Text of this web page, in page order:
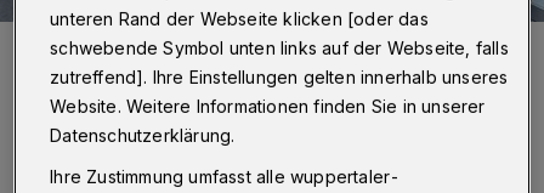
Die Entsorgungsbetriebe bei der Arbeit.
Foto: AWG
unteren Rand der Webseite klicken [oder das
schwebende Symbol unten links auf der Webseite, falls
zutreffend]. Ihre Einstellungen gelten innerhalb unseres
Website. Weitere Informationen finden Sie in unserer
Datenschutzerklärung.
Ihre Zustimmung umfasst alle wuppertaler-